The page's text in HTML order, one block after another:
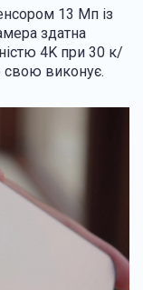
13 Mп із
здатна
4K при 30 к/
свою виконує.